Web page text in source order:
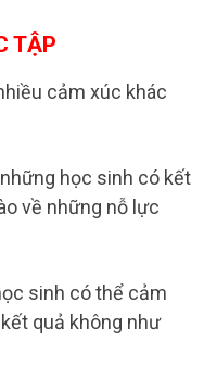
TẬP
cảm xúc khác
học sinh có kết
về những nỗ lực
sinh có thể cảm
quả không như